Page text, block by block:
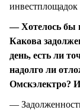
инвестплощадок
— Хотелось бы
Какова
день, есть ли
надолго ли
Омскэлектро?
—